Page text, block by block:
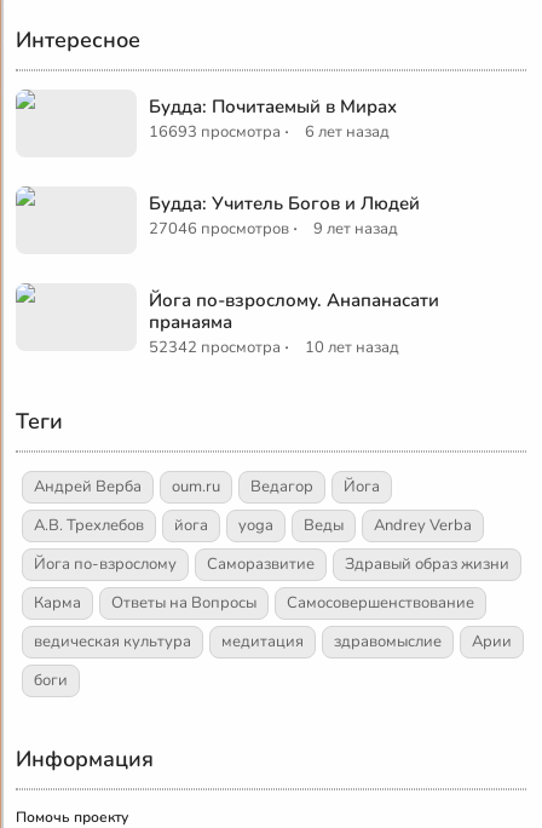
Интересное
Будда: Почитаемый в Мирах
16693 просмотра · 6 лет назад
Будда: Учитель Богов и Людей
27046 просмотров · 9 лет назад
Йога по-взрослому. Анапанасати
пранаяма
52342 просмотра · 10 лет назад
Теги
Андрей Верба oum.ru Ведагор
Йога
А.В. Трехлебов
йога yoga Веды
Andrey Verba
Йога по-взрослому
Саморазвитие
Здравый образ жизни
Карма
Ответы на Вопросы
Самосовершенствование
ведическая культура
медитация здравомыслие
Арии
боги
Информация
Помочь проекту